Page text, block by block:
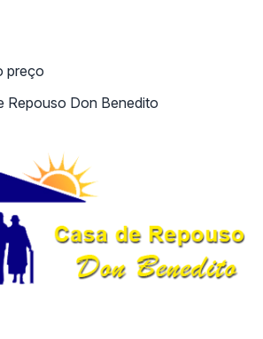
preço
Repouso Don Benedito